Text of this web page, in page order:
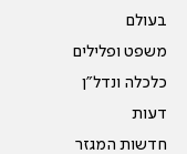
בעולם
משפט ופלילים
כלכלה ונדל"ן
דעות
חדשות המגזר